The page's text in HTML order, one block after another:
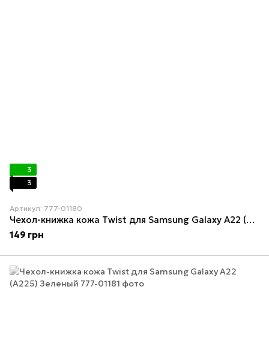
3
3
Артикул: 777-01180
Чехол-книжка кожа Twist для Samsung Galaxy А22 (A225) Малиновый
149 грн